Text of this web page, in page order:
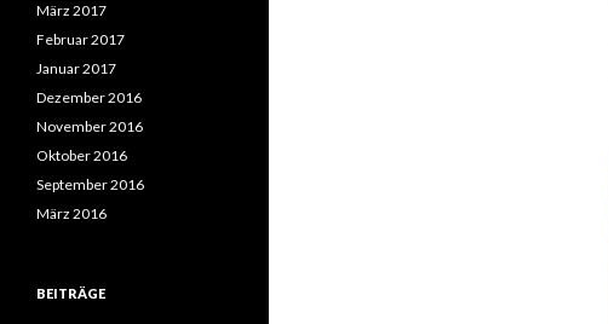
März 2017
Februar 2017
Januar 2017
Dezember 2016
November 2016
Oktober 2016
September 2016
März 2016
BEITRÄGE